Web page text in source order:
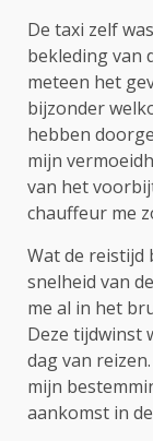
De taxi zelf
bekleding van
meteen het
bijzonder
hebben
mijn
van het
chauffeur me
Wat de reistijd
snelheid van
me al in het
Deze tijdwinst
dag van
mijn
aankomst in